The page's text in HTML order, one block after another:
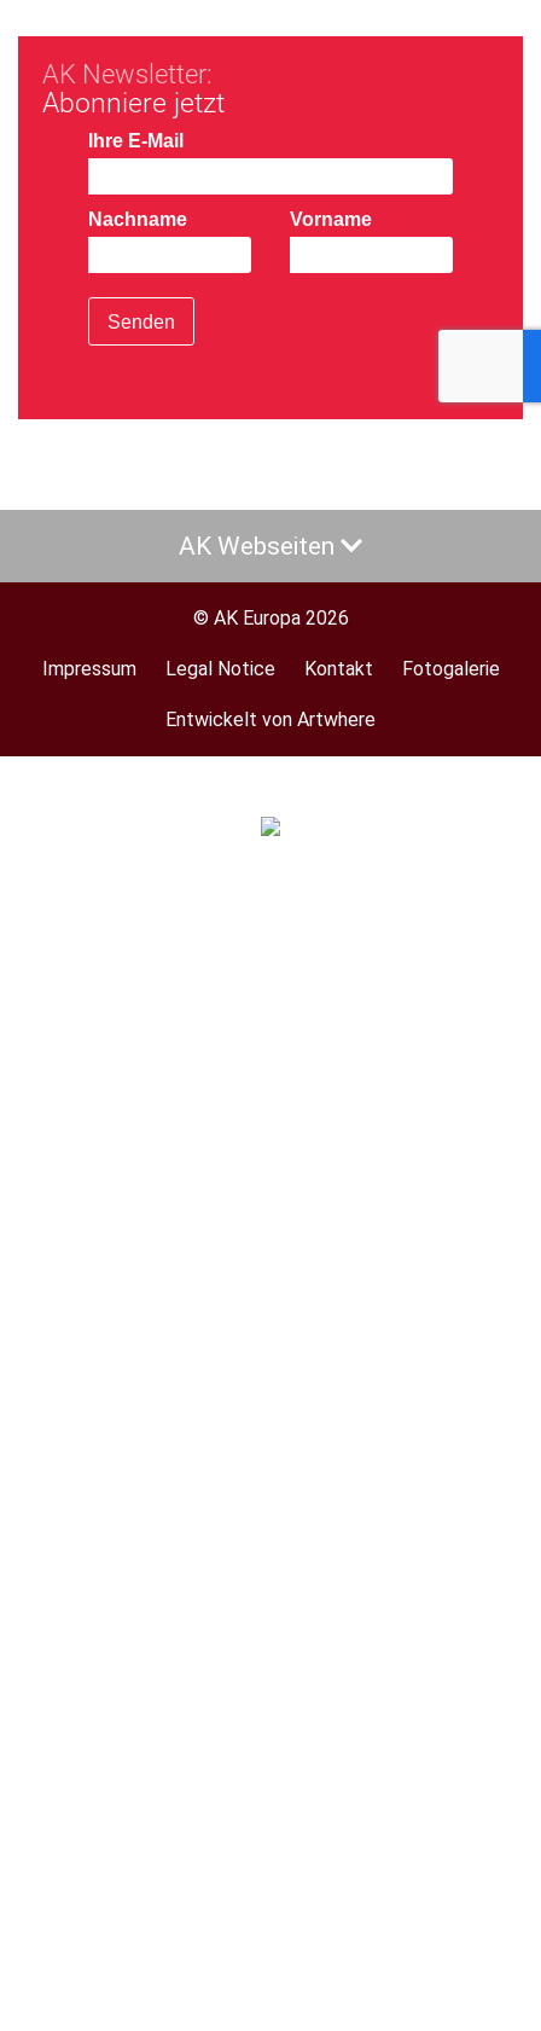
AK Newsletter:
Abonniere jetzt
Ihre E-Mail
Nachname Vorname
Senden
AK Webseiten
© AK Europa 2026
Footer
Impressum Legal Notice Kontakt Fotogalerie
Entwickelt von Artwhere